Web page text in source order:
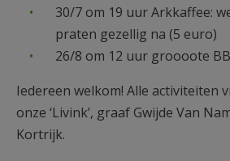
AANMELDEN OF
30/7 om 19 uur Arkkaffee:
praten gezellig na (5 euro)
26/8 om 12 uur groooote
Iedereen welkom! Alle activiteiten
onze ‘Livink’, graaf Gwijde Van
Kortrijk.